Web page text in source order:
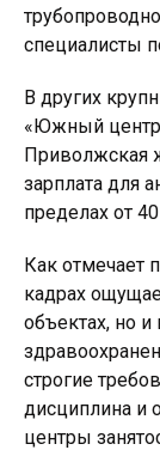
специалисты
В других
«Южный центр
Приволжская
зарплата для
пределах от
Как отмечает
кадрах
объектах, но
строгие
дисциплина и
центры